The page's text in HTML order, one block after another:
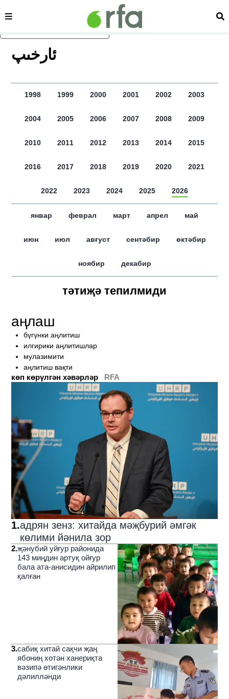
асаслиқ мәзмунға атлаң
сәһипә
ﺋﺎﺭﺧﯩﭗ
1998 1999 2000 2001 2002 2003
2004 2005 2006 2007 2008 2009
2010 2011 2012 2013 2014 2015
2016 2017 2018 2019 2020 2021
2022 2023 2024 2025 2026
январ феврал март апрел май
июн июл авғуст сентәбир өктәбир
ноябир декабир
тәтиҗә тепилмиди
аңлаш
бүгүнки аңлитиш
илгирики аңлитишлар
мулазимити
аңлитиш вақти
көп көрүлгән хәвәрләр RFA
1.адрян зенз: хитайда мәҗбурий әмгәк
көлими йәнила зор
2.җәнубий уйғур районида
143 миңдин артуқ ойғур
бала ата-анисидин айрилип
қалған
3.сабиқ хитай сақчи җаң
ябониң хотән ханериқта
вәзипә өтигәнлики
дәлилләнди